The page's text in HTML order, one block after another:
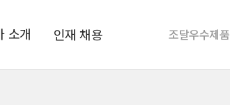
소개 인재 채용 조달우수제품